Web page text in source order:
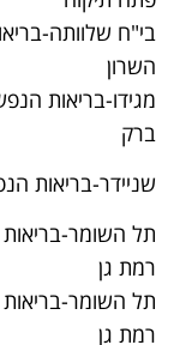
– הוד
עליית
בארי 5/
פתח תקוה
ילדים –
מבוגרים –